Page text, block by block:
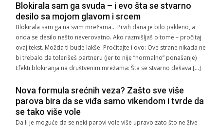
Blokirala sam ga svuda – i evo šta se stvarno
desilo sa mojom glavom i srcem
Blokirala sam ga na svim mrežama… Prvih dana je bilo pakleno, a
onda se desilo nešto neverovatno. Ako razmišljaš o tome – pročitaj
ovaj tekst. Možda ti bude lakše. Pročitajte i ovo: Ove strane nikada ne
bi trebalo da tolerišeš partneru (jer to nije ”normalno” ponašanje)
Efekti blokiranja na društvenim mrežama: Šta se stvarno dešava […]
Nova formula srećnih veza? Zašto sve više
parova bira da se viđa samo vikendom i tvrde da
se tako više vole
Da li je moguće da se neki parovi vole više upravo zato što ne žive